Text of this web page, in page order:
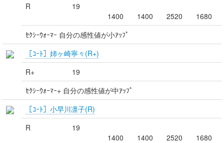
R
19
1400
1400 2520
1680
ｾｸｼｰｳｫｰﾏｰ 自分の感性値が小ｱｯﾌﾟ
［ｺｰﾄ］姉ヶ崎寧々(R+)
R+
19
ｾｸｼｰｳｫｰﾏｰ+ 自分の感性値が中ｱｯﾌﾟ
［ｺｰﾄ］小早川凛子(R)
R
19
1400
1400 2520
1680